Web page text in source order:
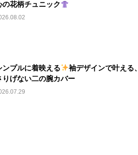
の花柄チュニック
ンプルに着映える
袖デザインで叶える、
りげない二の腕カバー